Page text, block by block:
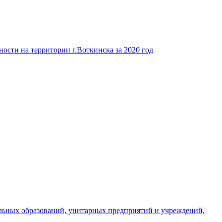
на территории г.Воткинска за 2020 год
образований, унитарных предприятий и учреждений,